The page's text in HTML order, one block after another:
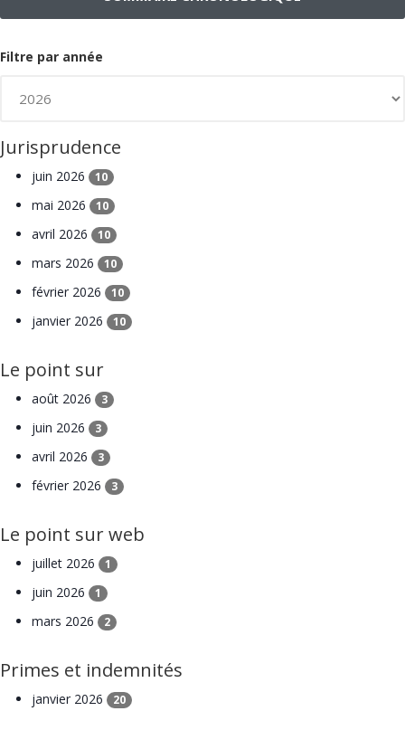
Filtre par année
Jurisprudence
juin 2026 10
mai 2026 10
avril 2026 10
mars 2026 10
février 2026 10
janvier 2026 10
Le point sur
août 2026 3
juin 2026 3
avril 2026 3
février 2026 3
Le point sur web
juillet 2026 1
juin 2026 1
mars 2026 2
Primes et indemnités
janvier 2026 20